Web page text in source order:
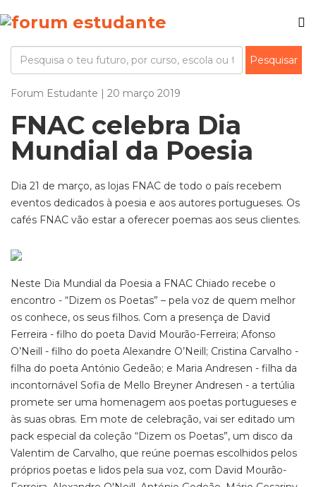
Forum Estudante | 20 março 2019
FNAC celebra Dia
Mundial da Poesia
Dia 21 de março, as lojas FNAC de todo o país recebem
eventos dedicados à poesia e aos autores portugueses. Os
cafés FNAC vão estar a oferecer poemas aos seus clientes.
Neste Dia Mundial da Poesia a FNAC Chiado recebe o
encontro - “Dizem os Poetas” – pela voz de quem melhor
os conhece, os seus filhos. Com a presença de David
Ferreira - filho do poeta David Mourão-Ferreira; Afonso
O’Neill - filho do poeta Alexandre O’Neill; Cristina Carvalho -
filha do poeta António Gedeão; e Maria Andresen - filha da
incontornável Sofia de Mello Breyner Andresen - a tertúlia
promete ser uma homenagem aos poetas portugueses e
às suas obras. Em mote de celebração, vai ser editado um
pack especial da coleção “Dizem os Poetas”, um disco da
Valentim de Carvalho, que reúne poemas escolhidos pelos
próprios poetas e lidos pela sua voz, com David Mourão-